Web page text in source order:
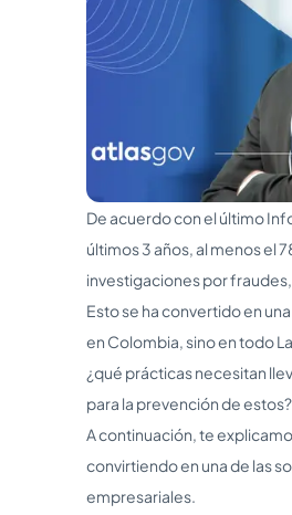
De acuerdo con el último
últimos 3 años, al menos el
investigaciones por
Esto se ha convertido en
en Colombia, sino en todo
¿qué prácticas necesitan
para la prevención de estos?
A continuación, te
convirtiendo en una de las
empresariales.